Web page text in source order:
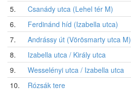
5. Csanády utca (Lehel tér M)
6.
Ferdinánd híd (Izabella utca)
7.
Andrássy út (Vörösmarty utca M)
8.
Izabella utca / Király utca
9.
Wesselényi utca / Izabella utca
10.
Rózsák tere